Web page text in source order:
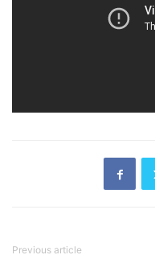
Previous article